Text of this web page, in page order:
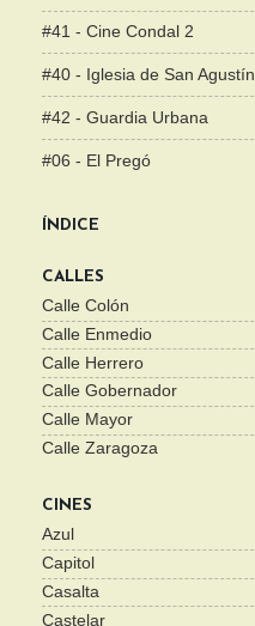
#41 - Cine Condal 2
#40 - Iglesia de San Agustín
#42 - Guardia Urbana
#06 - El Pregó
ÍNDICE
CALLES
Calle Colón
Calle Enmedio
Calle Herrero
Calle Gobernador
Calle Mayor
Calle Zaragoza
CINES
Azul
Capitol
Casalta
Castelar